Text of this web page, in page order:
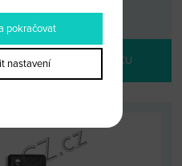
PŘIDAT DO KOŠÍKU
pokračovat
nastavení